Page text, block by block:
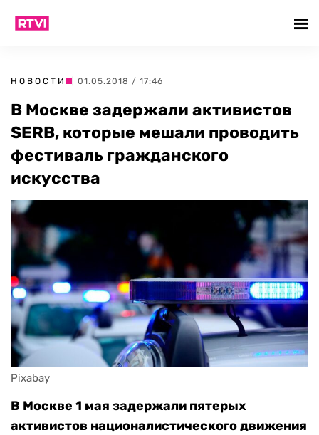
НОВОСТИ | 01.05.2018 / 17:46
В Москве задержали активистов
SERB, которые мешали проводить
фестиваль гражданского
искусства
Pixabay
В Москве 1 мая задержали пятерых
активистов националистического движения